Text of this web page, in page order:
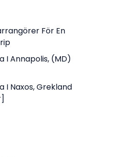
För En
I Annapolis, (MD)
I Naxos, Grekland